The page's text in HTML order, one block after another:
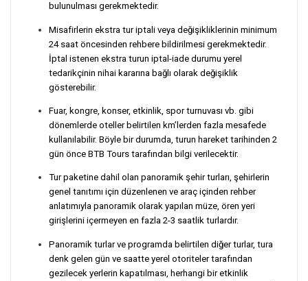
bulunulması gerekmektedir.
Misafirlerin ekstra tur iptali veya değişikliklerinin minimum
24 saat öncesinden rehbere bildirilmesi gerekmektedir.
İptal istenen ekstra turun iptal-iade durumu yerel
tedarikçinin nihai kararına bağlı olarak değişiklik
gösterebilir.
Fuar, kongre, konser, etkinlik, spor turnuvası vb. gibi
dönemlerde oteller belirtilen km’lerden fazla mesafede
kullanılabilir. Böyle bir durumda, turun hareket tarihinden 2
gün önce BTB Tours tarafından bilgi verilecektir.
Tur paketine dahil olan panoramik şehir turları, şehirlerin
genel tanıtımı için düzenlenen ve araç içinden rehber
anlatımıyla panoramik olarak yapılan müze, ören yeri
girişlerini içermeyen en fazla 2-3 saatlik turlardır.
Panoramik turlar ve programda belirtilen diğer turlar, tura
denk gelen gün ve saatte yerel otoriteler tarafından
gezilecek yerlerin kapatılması, herhangi bir etkinlik